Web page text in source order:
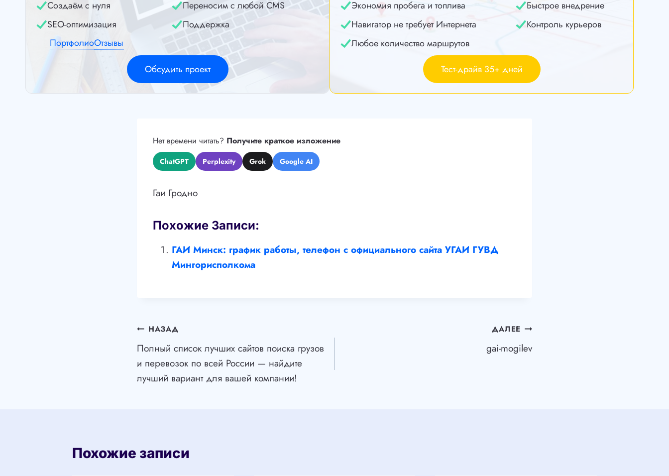
Создаём с нуля
Переносим с любой CMS
SEO-оптимизация
Поддержка
ПортфолиоОтзывы
Обсудить проект
Экономия пробега и топлива
Быстрое внедрение
Навигатор не требует Интернета
Контроль курьеров
Любое количество маршрутов
Тест-драйв 35+ дней
Нет времени читать? Получите краткое изложение
ChatGPT Perplexity Grok Google AI
Гаи Гродно
Похожие Записи:
ГАИ Минск: график работы, телефон с официального сайта УГАИ ГУВД
Мингорисполкома
Навигация
по
записям
НАЗАД
Полный список лучших сайтов поиска грузов
и перевозок по всей России — найдите
лучший вариант для вашей компании!
ДАЛЕЕ
gai-mogilev
Похожие записи